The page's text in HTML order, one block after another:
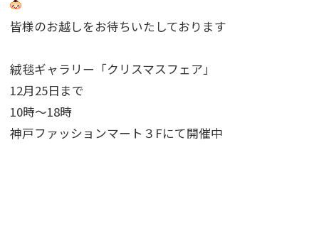
皆様のお越しをお待ちいたしております
絨毯ギャラリー「クリスマスフェア」
12月25日まで
10時〜18時
神戸ファッションマート３Fにて開催中